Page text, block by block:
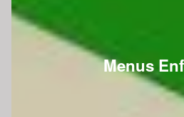
Menus